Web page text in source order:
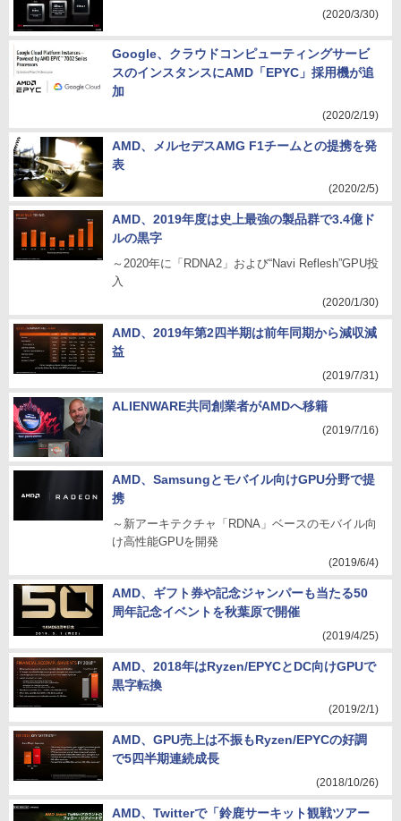
(2020/3/30)
Google、クラウドコンピューティングサービ
スのインスタンスにAMD「EPYC」採用機が追
加
(2020/2/19)
AMD、メルセデスAMG F1チームとの提携を発
表
(2020/2/5)
AMD、2019年度は史上最強の製品群で3.4億ド
ルの黒字
～2020年に「RDNA2」および“Navi Reflesh”GPU投
入
(2020/1/30)
AMD、2019年第2四半期は前年同期から減収減
益
(2019/7/31)
ALIENWARE共同創業者がAMDへ移籍
(2019/7/16)
AMD、Samsungとモバイル向けGPU分野で提
携
～新アーキテクチャ「RDNA」ベースのモバイル向
け高性能GPUを開発
(2019/6/4)
AMD、ギフト券や記念ジャンパーも当たる50
周年記念イベントを秋葉原で開催
(2019/4/25)
AMD、2018年はRyzen/EPYCとDC向けGPUで
黒字転換
(2019/2/1)
AMD、GPU売上は不振もRyzen/EPYCの好調
で5四半期連続成長
(2018/10/26)
AMD、Twitterで「鈴鹿サーキット観戦ツアー